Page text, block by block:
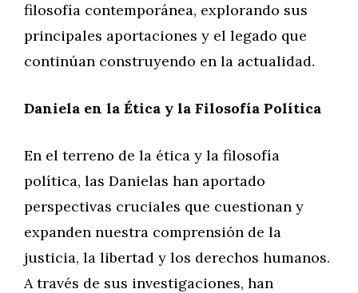
filosofía contemporánea, explorando sus
principales aportaciones y el legado que
continúan construyendo en la actualidad.
Daniela en la Ética y la Filosofía Política
En el terreno de la ética y la filosofía
política, las Danielas han aportado
perspectivas cruciales que cuestionan y
expanden nuestra comprensión de la
justicia, la libertad y los derechos humanos.
A través de sus investigaciones, han